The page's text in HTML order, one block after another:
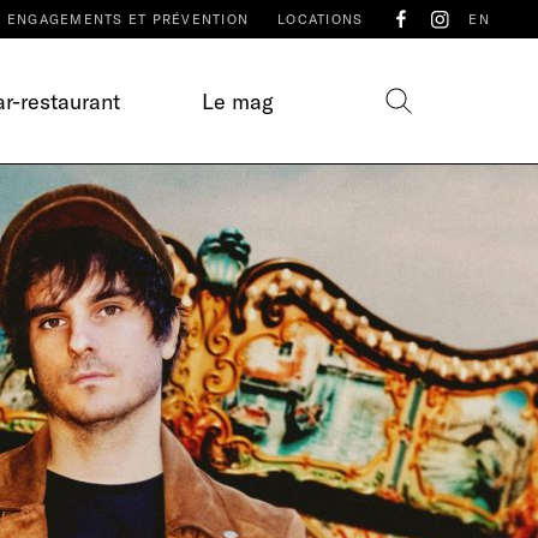
ENGAGEMENTS ET PRÉVENTION LOCATIONS EN
restaurant Le mag